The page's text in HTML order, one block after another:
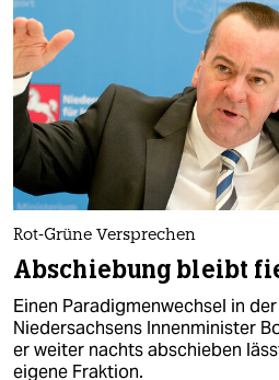
Rot-Grüne Versprechen
Abschiebung bleibt
Einen Paradigmenwechsel in
Niedersachsens Innenminister
er weiter nachts abschieben
eigene Fraktion.